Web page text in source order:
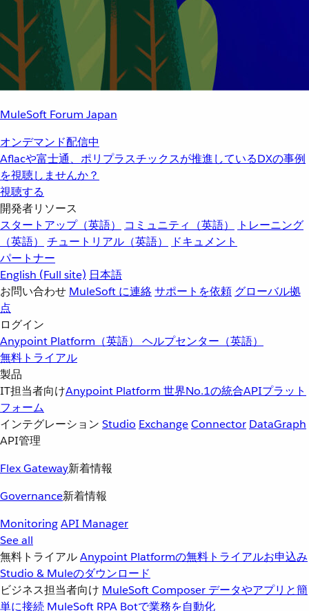
MuleSoft Forum Japan
オンデマンド配信中
Aflacや富士通、ポリプラスチックスが推進しているDXの事例
を視聴しませんか？
視聴する
開発者リソース
スタートアップ（英語）
コミュニティ（英語）
トレーニング
（英語）
チュートリアル（英語）
ドキュメント
パートナー
English (Full site) 日本語
お問い合わせ MuleSoft に連絡サポートを依頼 グローバル拠
点
ログイン
Anypoint Platform（英語） ヘルプセンター（英語）
無料トライアル
製品
IT担当者向けAnypoint Platform 世界No.1の統合APIプラット
フォーム
インテグレーション Studio ExchangeConnector DataGraph
API管理
Flex Gateway新着情報
Governance新着情報
MonitoringAPI Manager
See all
無料トライアルAnypoint Platformの無料トライアルお申込み
Studio & Muleのダウンロード
ビジネス担当者向け MuleSoft Composer データやアプリと簡
単に接続 MuleSoft RPA Botで業務を自動化